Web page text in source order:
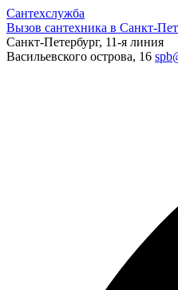
Сантехслужба
Вызов сантехника в Санкт-
Санкт-Петербург, 11-я линия
Васильевского острова, 16